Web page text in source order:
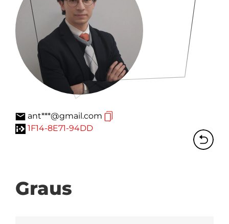
ant***@gmail.com
1F14-8E71-94DD
Graus